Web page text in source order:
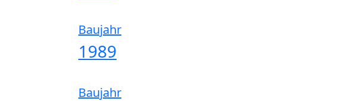
Baujahr
1989
Baujahr